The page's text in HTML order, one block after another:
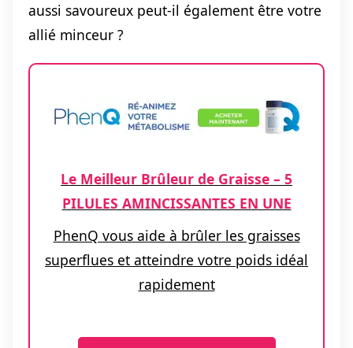
aussi savoureux peut-il également être votre
allié minceur ?
Le Meilleur Brûleur de Graisse – 5
PILULES AMINCISSANTES EN UNE
PhenQ vous aide à brûler les graisses
superflues et atteindre votre poids idéal
rapidement